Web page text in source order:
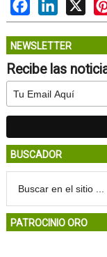
NEWSLETTER
Recibe las
BUSCADOR
PATROCINIO ORO